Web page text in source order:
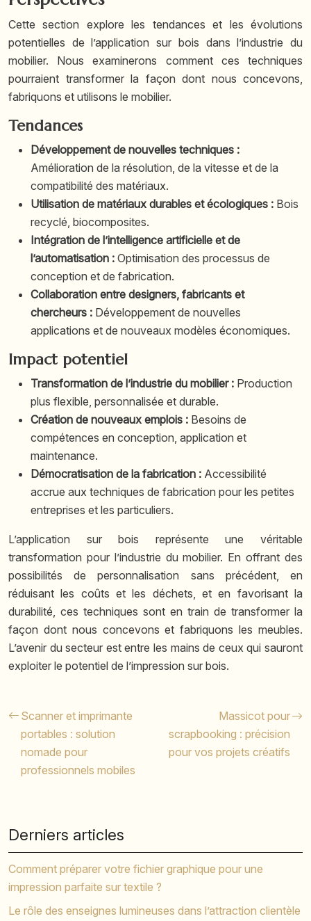
Cette section explore les tendances et les évolutions
potentielles de l’application sur bois dans l’industrie du
mobilier. Nous examinerons comment ces techniques
pourraient transformer la façon dont nous concevons,
fabriquons et utilisons le mobilier.
Tendances
Développement de nouvelles techniques :
Amélioration de la résolution, de la vitesse et de la
compatibilité des matériaux.
Utilisation de matériaux durables et écologiques : Bois
recyclé, biocomposites.
Intégration de l’intelligence artificielle et de
l’automatisation : Optimisation des processus de
conception et de fabrication.
Collaboration entre designers, fabricants et
chercheurs : Développement de nouvelles
applications et de nouveaux modèles économiques.
Impact potentiel
Transformation de l’industrie du mobilier : Production
plus flexible, personnalisée et durable.
Création de nouveaux emplois : Besoins de
compétences en conception, application et
maintenance.
Démocratisation de la fabrication : Accessibilité
accrue aux techniques de fabrication pour les petites
entreprises et les particuliers.
L’application sur bois représente une véritable
transformation pour l’industrie du mobilier. En offrant des
possibilités de personnalisation sans précédent, en
réduisant les coûts et les déchets, et en favorisant la
durabilité, ces techniques sont en train de transformer la
façon dont nous concevons et fabriquons les meubles.
L’avenir du secteur est entre les mains de ceux qui sauront
exploiter le potentiel de l’impression sur bois.
Scanner et imprimante
portables : solution
nomade pour
professionnels mobiles
Massicot pour
scrapbooking : précision
pour vos projets créatifs
Derniers articles
Comment préparer votre fichier graphique pour une
impression parfaite sur textile ?
Le rôle des enseignes lumineuses dans l’attraction clientèle